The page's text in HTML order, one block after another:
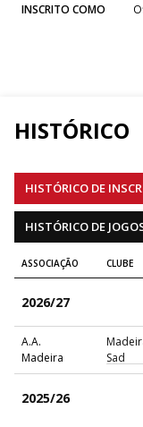
INSCRITO COMO
HISTÓRICO
HISTÓRICO DE
HISTÓRICO DE
ASSOCIAÇÃO CLUBE
2026/27
A.A.
Madeira
Sad
2025/26